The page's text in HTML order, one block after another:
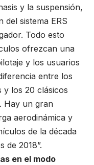
y la suspensión,
del sistema ERS
Todo esto
ofrezcan una
y los usuarios
entre los
y los 20 clásicos
Hay un gran
aerodinámica y
de la década
de 2018”.
en el modo